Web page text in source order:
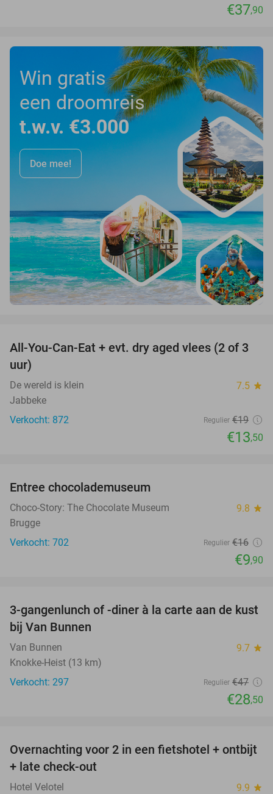
€37,90
Win gratis
een droomreis
t.w.v. €3.000
Doe mee!
29%
All-You-Can-Eat + evt. dry aged vlees (2 of 3
uur)
De wereld is klein 7.5 star
Jabbeke
Verkocht: 872
Regulier €19
€13,50
Entree chocolademuseum
Choco-Story: The Chocolate Museum 9.8 star
Brugge
Verkocht: 702
Regulier €16
€9,90
39%
3-gangenlunch of -diner à la carte aan de kust
bij Van Bunnen
Van Bunnen 9.7 star
Knokke-Heist (13 km)
Verkocht: 297
Regulier €47
€28,50
19%
Overnachting voor 2 in een fietshotel + ontbijt
+ late check-out
Hotel Velotel 9.9 star